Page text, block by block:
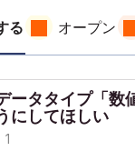
る オープン
ータタイプ「数
にしてほしい
1